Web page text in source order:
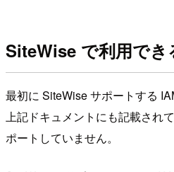
SiteWise で利用でき
最初に SiteWise サポートする
上記ドキュメントにも記載されて
ポートしていません。